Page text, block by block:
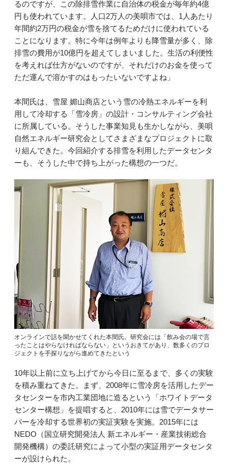
るのですが、この除排雪作業に自治体の税金が毎年約4億
円も使われています。人口2万人の美唄市では、1人あたり
年間約2万円の税金が雪を捨てるためだけに使われている
ことになります。特に今年は例年よりも降雪量が多く、除
排雪の費用が10億円を超えてしまいました。生活の利便性
を考えれば仕方がないのですが、それだけのお金を使って
ただ運んで溶かすのはもったいないですよね」
本間氏は、雪屋 媚山商店という雪の冷熱エネルギーを利
用して冷却する「雪冷房」の設計・コンサルティング会社
に所属している。そうした事業知見も生かしながら、美唄
自然エネルギー研究会としてさまざまなプロジェクトに取
り組んできた。今回紹介する排雪を利用したデータセンタ
ーも、そうした中で持ち上がった構想の一つだ。
オンラインで話を聞かせてくれた本間氏。研究会には「飲み会の場で言
ったことはやらなければならない」というおきてがあり、数多くのプロ
ジェクトを手探りながら進めてきたという
10年以上前に立ち上げてから今日に至るまで、多くの実験
を積み重ねてきた。まず、2008年に雪冷房を活用したデー
タセンターを市内工業団地に造るという「ホワイトデータ
センター構想」を提唱すると、2010年には雪でデータサー
バーを冷却する世界初の実証実験を実施。2015年には
NEDO（国立研究開発法人 新エネルギー・産業技術総合
開発機構）の委託研究によって小型の実証用データセンタ
ーが設けられた。